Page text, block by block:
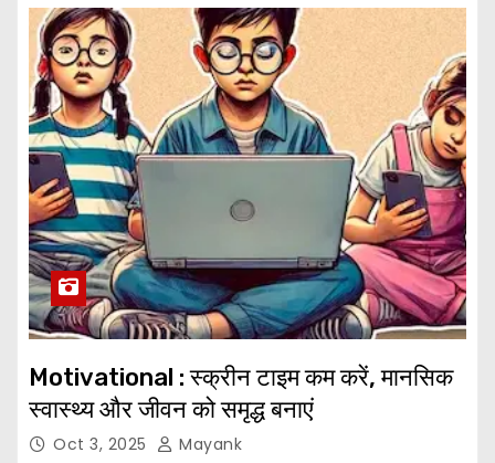
Motivational : स्क्रीन टाइम कम करें, मानसिक
स्वास्थ्य और जीवन को समृद्ध बनाएं
Oct 3, 2025 Mayank